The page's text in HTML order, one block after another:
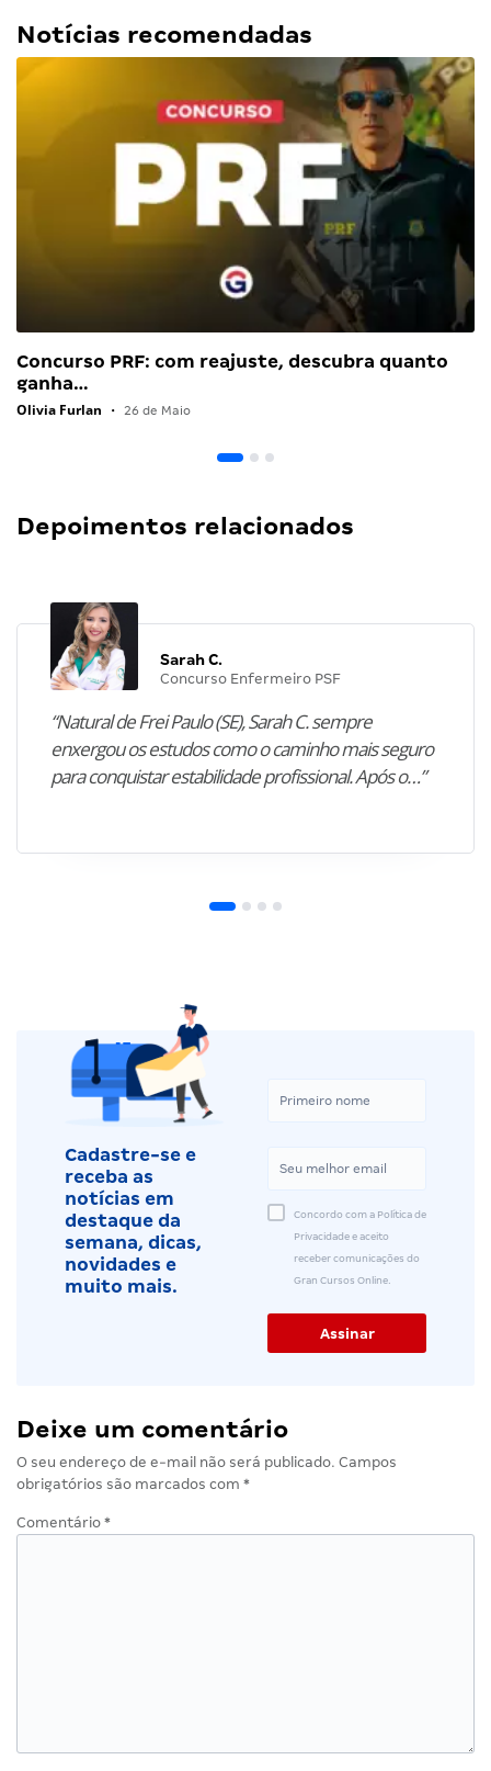
Notícias recomendadas
Concurso PRF: com reajuste, descubra quanto
ganha…
Olivia Furlan • 26 de Maio
Depoimentos relacionados
Sarah C.
Concurso Enfermeiro PSF
“Natural de Frei Paulo (SE), Sarah C. sempre
enxergou os estudos como o caminho mais seguro
para conquistar estabilidade profissional. Após o…”
Cadastre-se e
receba as
notícias em
destaque da
semana, dicas,
novidades e
muito mais.
Concordo com a Política de
Privacidade e aceito
receber comunicações do
Gran Cursos Online.
Deixe um comentário
O seu endereço de e-mail não será publicado. Campos
obrigatórios são marcados com *
Comentário *